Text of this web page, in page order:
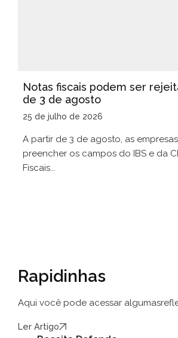
Notas fiscais podem ser
de 3 de agosto
25 de julho de 2026
A partir de 3 de agosto, as
preencher os campos do IBS e da
Fiscais...
Rapidinhas
Aqui você pode acessar algumas
Ler Artigo